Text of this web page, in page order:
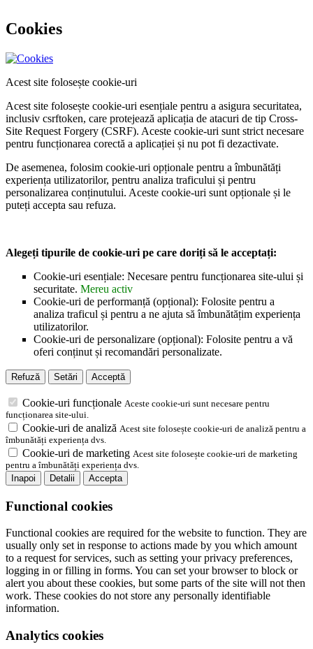
Cookies
Acest site folosește cookie-uri
Acest site folosește cookie-uri esențiale pentru a asigura securitatea,
inclusiv csrftoken, care protejează aplicația de atacuri de tip Cross-
Site Request Forgery (CSRF). Aceste cookie-uri sunt strict necesare
pentru funcționarea corectă a aplicației și nu pot fi dezactivate.
De asemenea, folosim cookie-uri opționale pentru a îmbunătăți
experiența utilizatorilor, pentru analiza traficului și pentru
personalizarea conținutului. Aceste cookie-uri sunt opționale și le
puteți accepta sau refuza.
Alegeți tipurile de cookie-uri pe care doriți să le acceptați:
Cookie-uri esențiale: Necesare pentru funcționarea site-ului și
securitate. Mereu activ
Cookie-uri de performanță (opțional): Folosite pentru a
analiza traficul și pentru a ne ajuta să îmbunătățim experiența
utilizatorilor.
Cookie-uri de personalizare (opțional): Folosite pentru a vă
oferi conținut și recomandări personalizate.
Refuză Setări Acceptă
Cookie-uri funcționale Aceste cookie-uri sunt necesare pentru
funcționarea site-ului.
Cookie-uri de analiză Acest site folosește cookie-uri de analiză pentru a
îmbunătăți experiența dvs.
Cookie-uri de marketing Acest site folosește cookie-uri de marketing
pentru a îmbunătăți experiența dvs.
Inapoi
Detalii Accepta
Functional cookies
Functional cookies are required for the website to function. They are
usually only set in response to actions made by you which amount
to a request for services, such as setting your privacy preferences,
logging in or filling in forms. You can set your browser to block or
alert you about these cookies, but some parts of the site will not then
work. These cookies do not store any personally identifiable
information.
Analytics cookies